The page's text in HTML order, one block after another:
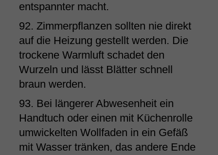
entspannter macht.
92. Zimmerpflanzen sollten nie direkt
auf die Heizung gestellt werden. Die
trockene Warmluft schadet den
Wurzeln und lässt Blätter schnell
braun werden.
93. Bei längerer Abwesenheit ein
Handtuch oder einen mit Küchenrolle
umwickelten Wollfaden in ein Gefäß
mit Wasser tränken, das andere Ende